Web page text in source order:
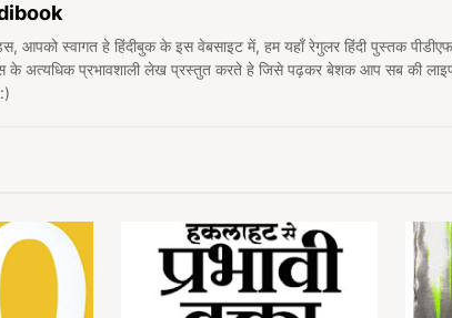
आपको स्वागत हे हिंदीबुक के इस वेबसाइट में, हम यहाँ रेगुलर हिंदी पुस्तक
के अत्यधिक प्रभावशाली लेख प्रस्तुत करते हे जिसे पढ़कर बेशक आप सब की